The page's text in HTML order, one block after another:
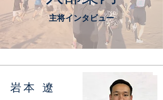
​主将インタビュー
​岩本 遼